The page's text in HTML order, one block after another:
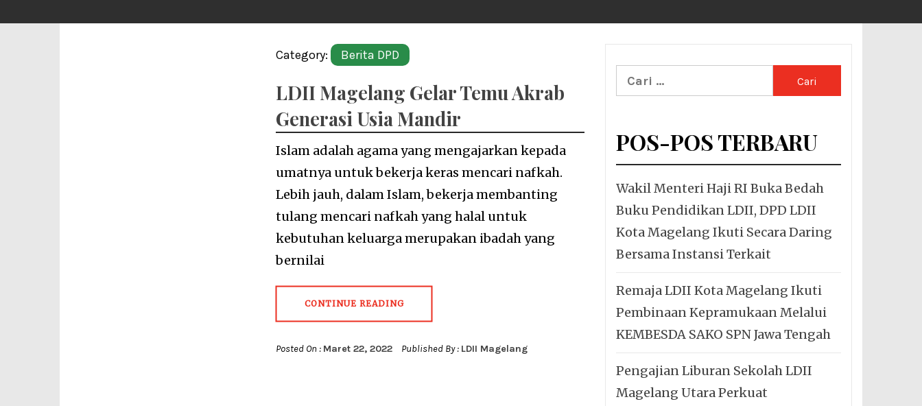
Category: Berita DPD
LDII Magelang Gelar Temu Akrab
Generasi Usia Mandir
Islam adalah agama yang mengajarkan kepada
umatnya untuk bekerja keras mencari nafkah.
Lebih jauh, dalam Islam, bekerja membanting
tulang mencari nafkah yang halal untuk
kebutuhan keluarga merupakan ibadah yang
bernilai
CONTINUE READING
Posted On : Maret 22, 2022 Published By : LDII Magelang
Cari
untuk:
POS-POS TERBARU
Wakil Menteri Haji RI Buka Bedah
Buku Pendidikan LDII, DPD LDII
Kota Magelang Ikuti Secara Daring
Bersama Instansi Terkait
Remaja LDII Kota Magelang Ikuti
Pembinaan Kepramukaan Melalui
KEMBESDA SAKO SPN Jawa Tengah
Pengajian Liburan Sekolah LDII
Magelang Utara Perkuat